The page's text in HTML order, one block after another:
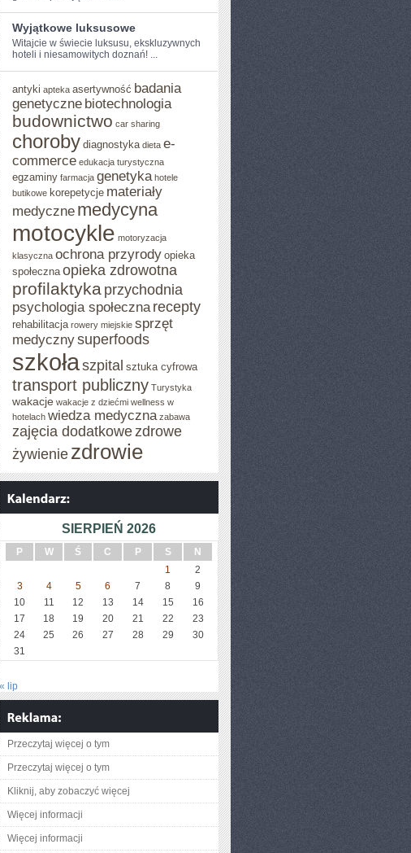
Wyjątkowe luksusowe
Witajcie⁢ w​ świecie luksusu,‍ ekskluzywnych
hoteli i niesamowitych doznań! ...
antyki apteka asertywność badania
genetyczne biotechnologia
budownictwo car sharing
choroby diagnostyka dieta e-
commerce edukacja turystyczna
egzaminy farmacja genetyka hotele
butikowe korepetycje materiały
medyczne medycyna
motocykle motoryzacja
klasyczna ochrona przyrody opieka
społeczna opieka zdrowotna
profilaktyka przychodnia
psychologia społeczna recepty
rehabilitacja rowery miejskie sprzęt
medycznysuperfoods
szkołaszpital sztuka cyfrowa
transport publiczny Turystyka
wakacje wakacje z dziećmi wellness w
hotelach wiedza medyczna zabawa
zajęcia dodatkowezdrowe
żywienie zdrowie
SIERPIEŃ 2026
P W Ś C P S
N
1
2
3
4 5 6 7 8
9
10
11 12 13 14 15
16
17
18 19 20 21 22
23
24
25 26 27 28 29
30
31
« lip
Przeczytaj więcej o tym
Przeczytaj więcej o tym
Kliknij, aby zobaczyć więcej
Więcej informacji
Więcej informacji